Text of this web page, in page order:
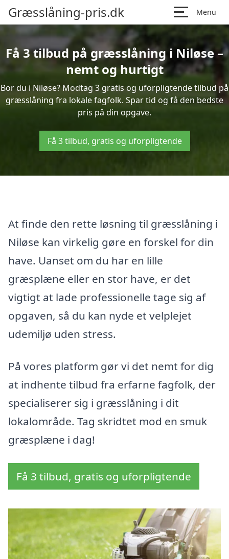
Græsslåning-pris.dk Menu
Få 3 tilbud på græsslåning i Niløse –
nemt og hurtigt
Bor du i Niløse? Modtag 3 gratis og uforpligtende tilbud på
græsslåning fra lokale fagfolk. Spar tid og få den bedste
pris på din opgave.
Få 3 tilbud, gratis og uforpligtende
At finde den rette løsning til græsslåning i
Niløse kan virkelig gøre en forskel for din
have. Uanset om du har en lille
græsplæne eller en stor have, er det
vigtigt at lade professionelle tage sig af
opgaven, så du kan nyde et velplejet
udemiljø uden stress.
På vores platform gør vi det nemt for dig
at indhente tilbud fra erfarne fagfolk, der
specialiserer sig i græsslåning i dit
lokalområde. Tag skridtet mod en smuk
græsplæne i dag!
Få 3 tilbud, gratis og uforpligtende